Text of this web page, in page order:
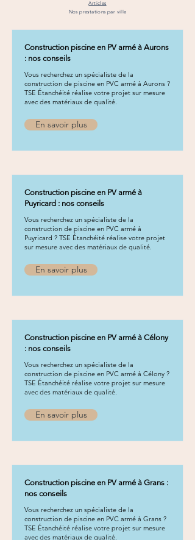
Articles
Nos prestations par ville
Construction piscine en PV armé à Aurons
: nos conseils
Vous recherchez un spécialiste de la
construction de piscine en PVC armé à Aurons ?
TSE Étanchéité réalise votre projet sur mesure
avec des matériaux de qualité.
En savoir plus
Construction piscine en PV armé à
Puyricard : nos conseils
Vous recherchez un spécialiste de la
construction de piscine en PVC armé à
Puyricard ? TSE Étanchéité réalise votre projet
sur mesure avec des matériaux de qualité.
En savoir plus
Construction piscine en PV armé à Célony
: nos conseils
Vous recherchez un spécialiste de la
construction de piscine en PVC armé à Célony ?
TSE Étanchéité réalise votre projet sur mesure
avec des matériaux de qualité.
En savoir plus
Construction piscine en PV armé à Grans :
nos conseils
Vous recherchez un spécialiste de la
construction de piscine en PVC armé à Grans ?
TSE Étanchéité réalise votre projet sur mesure
avec des matériaux de qualité.